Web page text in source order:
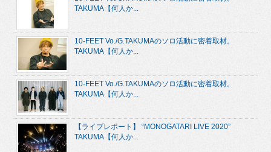
TAKUMA【何人か...
10-FEET Vo./G.TAKUMAのソロ活動に密着取材。
TAKUMA【何人か...
10-FEET Vo./G.TAKUMAのソロ活動に密着取材。
TAKUMA【何人か...
【ライブレポート】 “MONOGATARI LIVE 2020”
TAKUMA【何人か...